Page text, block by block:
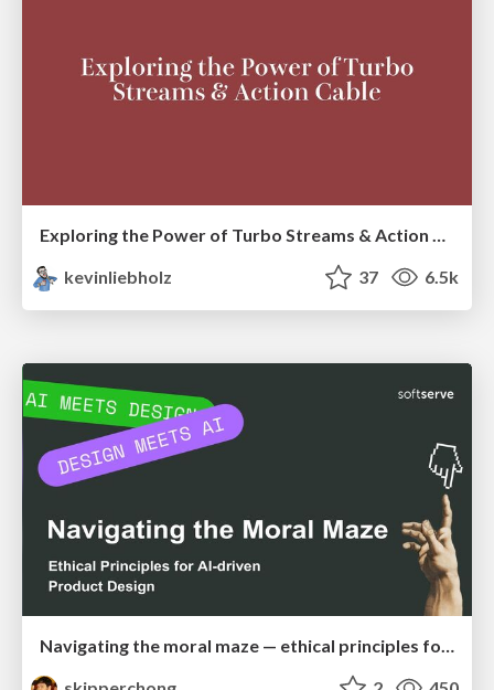
Exploring the Power of Turbo Streams & Action Cable | RailsConf2023
kevinliebholz
37 6.5k
Navigating the moral maze — ethical principles for Al-driven product design